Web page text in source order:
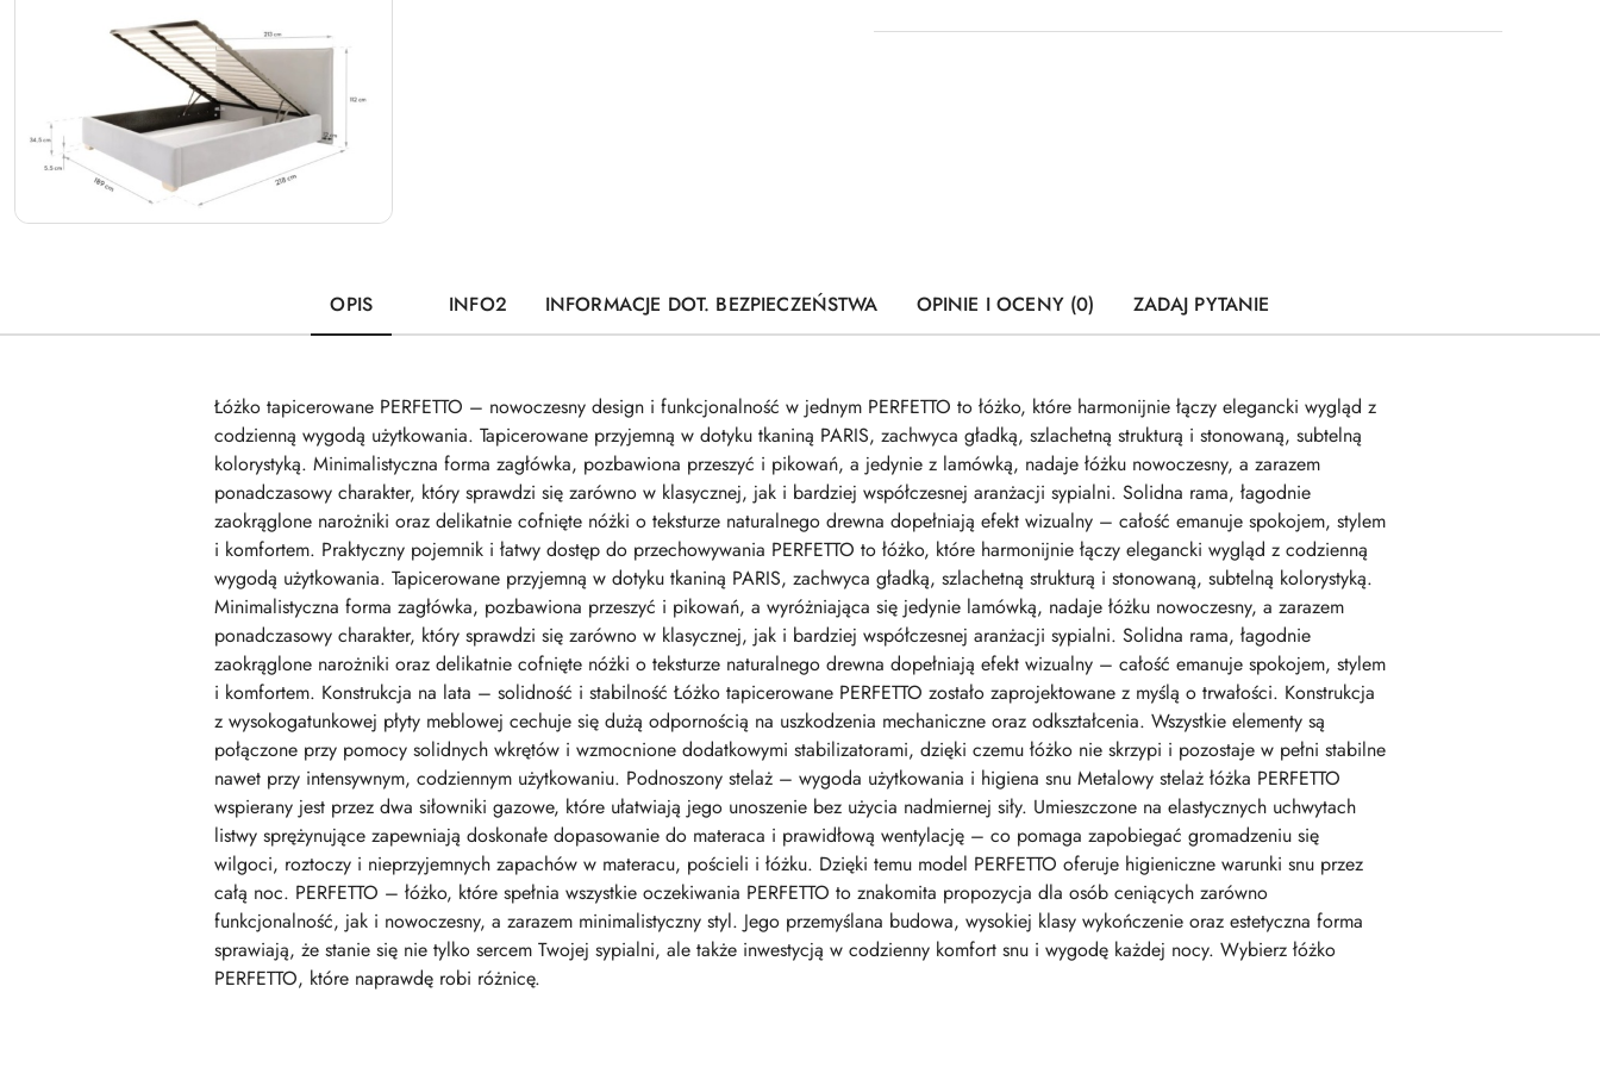
OPIS INFO2 INFORMACJE DOT. BEZPIECZEŃSTWA OPINIE I OCENY (0) ZADAJ PYTANIE
Łóżko tapicerowane PERFETTO – nowoczesny design i funkcjonalność w jednym PERFETTO to łóżko, które harmonijnie łączy elegancki wygląd z
codzienną wygodą użytkowania. Tapicerowane przyjemną w dotyku tkaniną PARIS, zachwyca gładką, szlachetną strukturą i stonowaną, subtelną
kolorystyką. Minimalistyczna forma zagłówka, pozbawiona przeszyć i pikowań, a jedynie z lamówką, nadaje łóżku nowoczesny, a zarazem
ponadczasowy charakter, który sprawdzi się zarówno w klasycznej, jak i bardziej współczesnej aranżacji sypialni. Solidna rama, łagodnie
zaokrąglone narożniki oraz delikatnie cofnięte nóżki o teksturze naturalnego drewna dopełniają efekt wizualny – całość emanuje spokojem, stylem
i komfortem. Praktyczny pojemnik i łatwy dostęp do przechowywania PERFETTO to łóżko, które harmonijnie łączy elegancki wygląd z codzienną
wygodą użytkowania. Tapicerowane przyjemną w dotyku tkaniną PARIS, zachwyca gładką, szlachetną strukturą i stonowaną, subtelną kolorystyką.
Minimalistyczna forma zagłówka, pozbawiona przeszyć i pikowań, a wyróżniająca się jedynie lamówką, nadaje łóżku nowoczesny, a zarazem
ponadczasowy charakter, który sprawdzi się zarówno w klasycznej, jak i bardziej współczesnej aranżacji sypialni. Solidna rama, łagodnie
zaokrąglone narożniki oraz delikatnie cofnięte nóżki o teksturze naturalnego drewna dopełniają efekt wizualny – całość emanuje spokojem, stylem
i komfortem. Konstrukcja na lata – solidność i stabilność Łóżko tapicerowane PERFETTO zostało zaprojektowane z myślą o trwałości. Konstrukcja
z wysokogatunkowej płyty meblowej cechuje się dużą odpornością na uszkodzenia mechaniczne oraz odkształcenia. Wszystkie elementy są
połączone przy pomocy solidnych wkrętów i wzmocnione dodatkowymi stabilizatorami, dzięki czemu łóżko nie skrzypi i pozostaje w pełni stabilne
nawet przy intensywnym, codziennym użytkowaniu. Podnoszony stelaż – wygoda użytkowania i higiena snu Metalowy stelaż łóżka PERFETTO
wspierany jest przez dwa siłowniki gazowe, które ułatwiają jego unoszenie bez użycia nadmiernej siły. Umieszczone na elastycznych uchwytach
listwy sprężynujące zapewniają doskonałe dopasowanie do materaca i prawidłową wentylację – co pomaga zapobiegać gromadzeniu się
wilgoci, roztoczy i nieprzyjemnych zapachów w materacu, pościeli i łóżku. Dzięki temu model PERFETTO oferuje higieniczne warunki snu przez
całą noc. PERFETTO – łóżko, które spełnia wszystkie oczekiwania PERFETTO to znakomita propozycja dla osób ceniących zarówno
funkcjonalność, jak i nowoczesny, a zarazem minimalistyczny styl. Jego przemyślana budowa, wysokiej klasy wykończenie oraz estetyczna forma
sprawiają, że stanie się nie tylko sercem Twojej sypialni, ale także inwestycją w codzienny komfort snu i wygodę każdej nocy. Wybierz łóżko
PERFETTO, które naprawdę robi różnicę.